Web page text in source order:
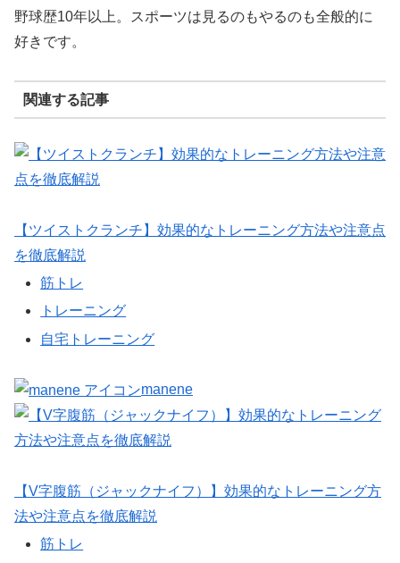
野球歴10年以上。スポーツは見るのもやるのも全般的に
好きです。
関連する記事
【ツイストクランチ】効果的なトレーニング方法や注意点
を徹底解説
筋トレ
トレーニング
自宅トレーニング
manene
【V字腹筋（ジャックナイフ）】効果的なトレーニング方
法や注意点を徹底解説
筋トレ